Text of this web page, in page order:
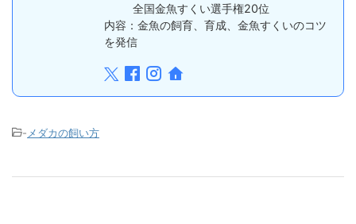
全国金魚すくい選手権20位
内容：金魚の飼育、育成、金魚すくいのコツ
を発信
-メダカの飼い方